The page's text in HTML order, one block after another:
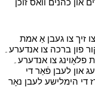
און כהנים וואס זוכן
זיך צו געבן אַ אמת
פון ברכה צו אנדערע۔
פלאָוינג צו אנדערע۔
און לעבן פֿאַר די
די הימלישע לעבן נאָר